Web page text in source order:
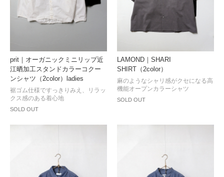
prit｜オーガニックミニリップ近
江晒加工スタンドカラーコクー
ンシャツ（2color）ladies
SOLD OUT
裾ゴム仕様ですっきりみえ、リラッ
クス感のある着心地
LAMOND｜SHARI
SHIRT（2color）
SOLD OUT
麻のようなシャリ感がクセになる高
機能オープンカラーシャツ